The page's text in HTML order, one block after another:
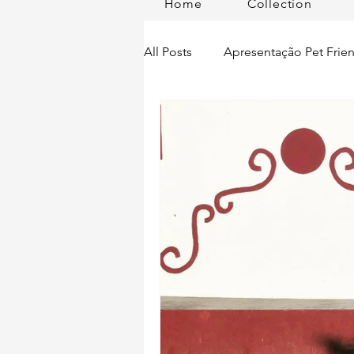
Home Collection
All Posts Apresentação Pet
Produtos
Acontece em
Alimentação para pets